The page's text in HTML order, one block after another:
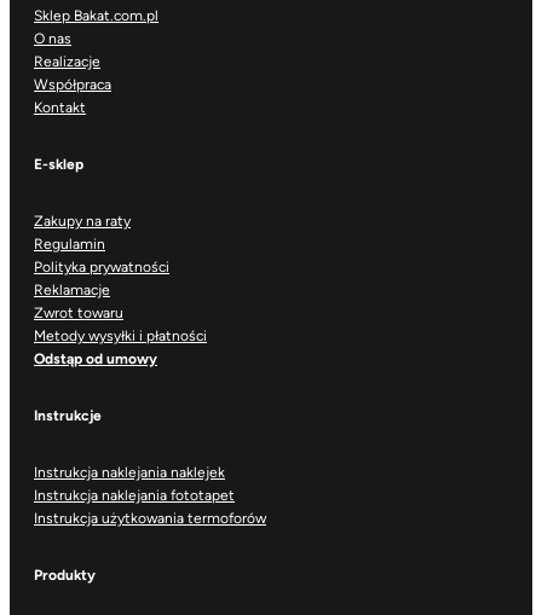
Sklep Bakat.com.pl
O nas
Realizacje
Współpraca
Kontakt
E-sklep
Zakupy na raty
Regulamin
Polityka prywatności
Reklamacje
Zwrot towaru
Metody wysyłki i płatności
Odstąp od umowy
Instrukcje
Instrukcja naklejania naklejek
Instrukcja naklejania fototapet
Instrukcja użytkowania termoforów
Produkty